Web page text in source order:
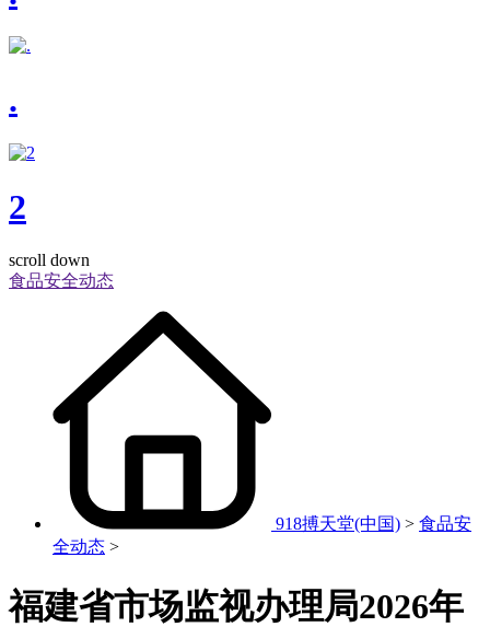
.
2
scroll down
食品安全动态
918搏天堂(中国) > 食品安
全动态 >
福建省市场监视办理局2026年